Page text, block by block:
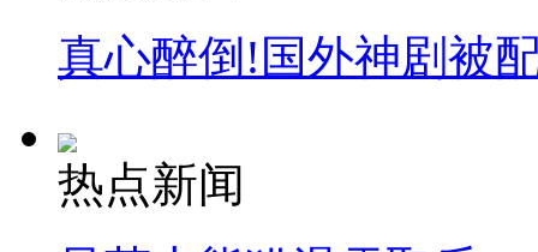
真心醉倒!国外神剧被
热点新闻